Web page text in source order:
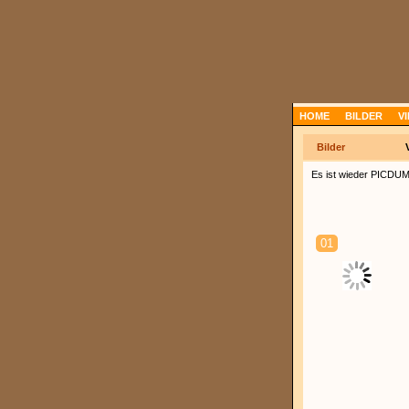
HOME BILDER
Bilder
Es ist wieder
01